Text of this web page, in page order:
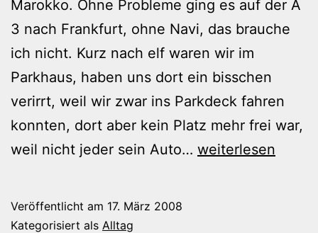
Marokko. Ohne Probleme ging es auf der A
3 nach Frankfurt, ohne Navi, das brauche
ich nicht. Kurz nach elf waren wir im
Parkhaus, haben uns dort ein bisschen
verirrt, weil wir zwar ins Parkdeck fahren
konnten, dort aber kein Platz mehr frei war,
weil nicht jeder sein Auto… Ausflug
weiterlesen
Veröffentlicht am 17. März 2008
Kategorisiert als Alltag